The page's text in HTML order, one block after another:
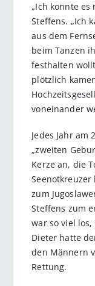
„Ich konnte es
Steffens. „Ich
aus dem
beim Tanzen
festhalten
plötzlich
voneinander
Jedes Jahr am
„zweiten
Kerze an, die
zum
Steffens zum
war so viel
Dieter hatte
den Männern
Rettung.